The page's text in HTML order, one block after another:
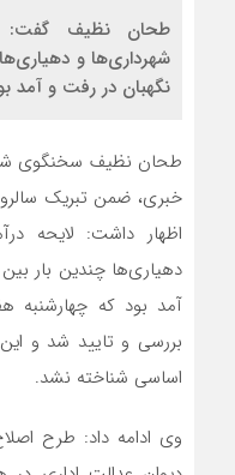
طحان نظیف گفت:
شهرداری‌ها و
نگهبان در رفت و آمد
طحان نظیف سخنگوی
اظهار داشت: لایحه
دهیاری‌ها چندین بار
آمد بود که
بررسی و تایید شد و
اساسی شناخته نشد.
وی ادامه داد: طرح